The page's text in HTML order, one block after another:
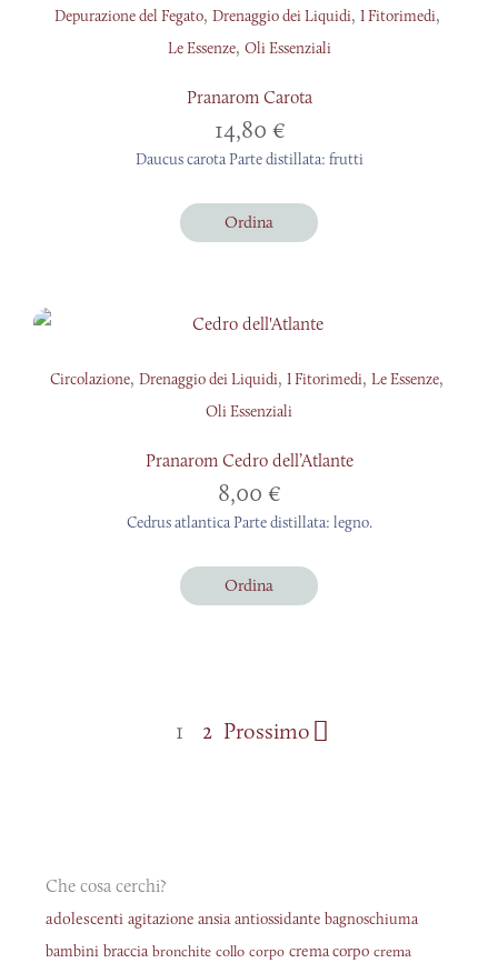
Depurazione del Fegato, Drenaggio dei Liquidi, I Fitorimedi,
Le Essenze, Oli Essenziali
Pranarom Carota
14,80 €
Daucus carota Parte distillata: frutti
Ordina
Circolazione, Drenaggio dei Liquidi, I Fitorimedi, Le Essenze,
Oli Essenziali
Pranarom Cedro dell’Atlante
8,00 €
Cedrus atlantica Parte distillata: legno.
Ordina
1 2 Prossimo
Che cosa cerchi?
adolescenti agitazione ansia antiossidante bagnoschiuma
bambini braccia bronchite collo corpo crema corpo crema